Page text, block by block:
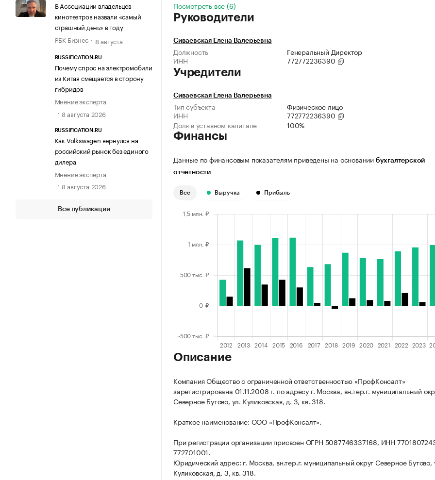
В Ассоциации владельцев
кинотеатров назвали «самый
страшный день» в году
РБК Бизнес
8 августа
RUSSIFICATION.RU
Почему спрос на электромобили
из Китая смещается в сторону
гибридов
Мнение эксперта
8 августа 2026
RUSSIFICATION.RU
Как Volkswagen вернулся на
российский рынок без единого
дилера
Мнение эксперта
8 августа 2026
Все публикации
Посмотреть все (6)
Руководители
Сиваевская Елена Валерьевна
Должность
Генеральный Директор
ИНН
772772236390
Учредители
Сиваевская Елена Валерьевна
Тип субъекта
Физическое лицо
ИНН
772772236390
Доля в уставном капитале
100%
Финансы
Данные по финансовым показателям приведены на основании бухгалтерской
отчетности
Все Выручка Прибыль
Описание
Компания Общество с ограниченной ответственностью «ПрофКонсалт»
зарегистрирована 01.11.2008 г. по адресу г. Москва, вн.тер.г. муниципальный
Северное Бутово, ул. Куликовская, д. 3, кв. 318.
Краткое наименование: ООО «ПрофКонсалт».
При регистрации организации присвоен ОГРН 5087746337168, ИНН
772701001.
Юридический адрес: г. Москва, вн.тер.г. муниципальный округ Северное Бутово,
Куликовская, д. 3, кв. 318.